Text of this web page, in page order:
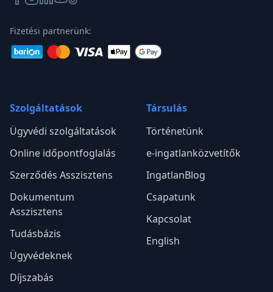
Fizetési partnerünk:
Szolgáltatások
Ügyvédi szolgáltatások
Online időpontfoglalás
Szerződés Asszisztens
Dokumentum
Asszisztens
Tudásbázis
Ügyvédeknek
Díjszabás
Társulás
Történetünk
e-ingatlanközvetítők
IngatlanBlog
Csapatunk
Kapcsolat
English